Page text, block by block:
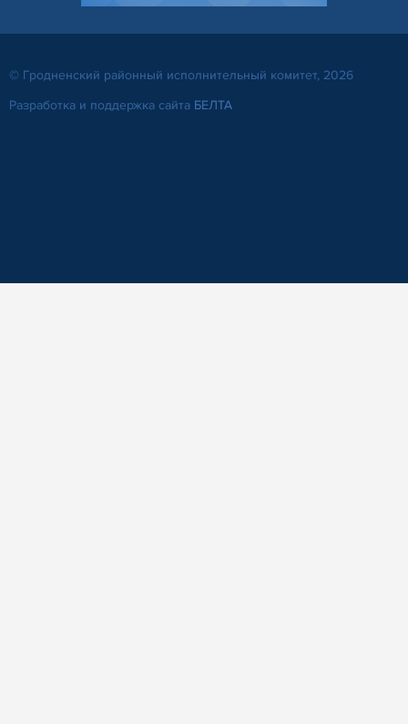
© Гродненский районный исполнительный комитет, 2026
Разработка и поддержка сайта БЕЛТА